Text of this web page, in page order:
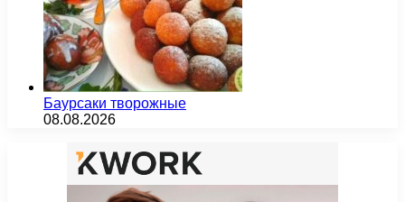
Баурсаки творожные
08.08.2026